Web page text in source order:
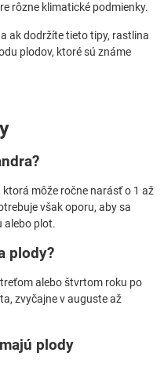
rôzne klimatické podmienky.
ak dodržíte tieto tipy, rastlina
plodov, ktoré sú známe
môže ročne narásť o 1 až
však oporu, aby sa
alebo plot.
plody?
alebo štvrtom roku po
zvyčajne v auguste až
plody